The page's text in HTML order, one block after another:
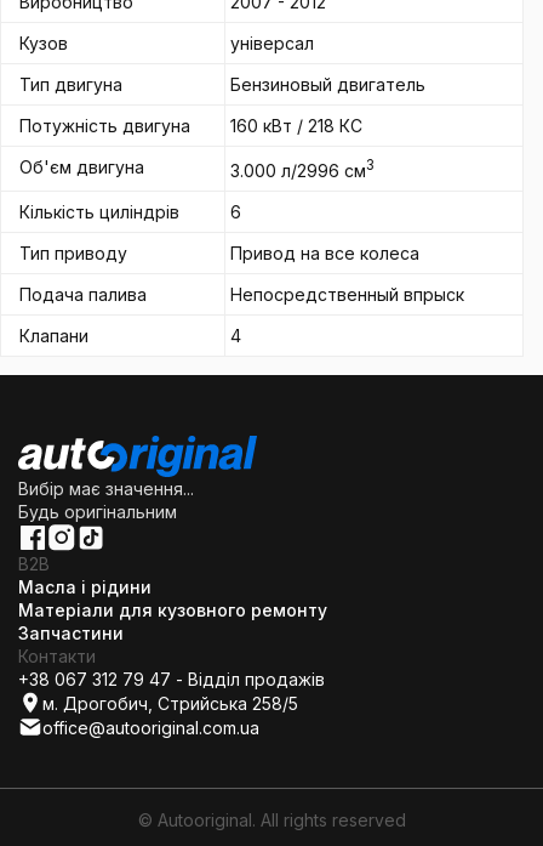
Кузов
універсал
Тип двигуна
Бензиновый двигатель
Потужність двигуна
160 кВт / 218 КС
Об'єм двигуна
3.000 л/2996 см3
Кількість циліндрів
6
Тип приводу
Привод на все колеса
Подача палива
Непосредственный впрыск
Клапани
4
Вибір має значення...
Будь оригінальним
B2B
Масла і рідини
Матеріали для кузовного ремонту
Запчастини
Контакти
+38 067 312 79 47 - Відділ продажів
м. Дрогобич, Стрийська 258/5
office@autooriginal.com.ua
© Autooriginal. All rights reserved